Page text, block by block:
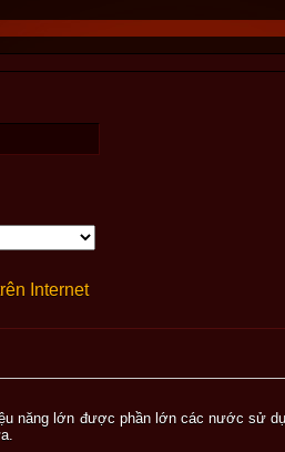
Internet
năng lớn được phần lớn các nước sử